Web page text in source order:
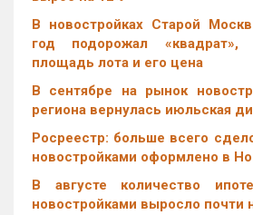
В новостройках Старой
год подорожал «квадрат»,
площадь лота и его цена
В сентябре на рынок
региона вернулась июльская
Росреестр: больше всего
новостройками оформлено в
В августе количество
новостройками выросло почти